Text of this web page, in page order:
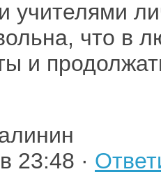
учителями
что в
и
23:48 ·